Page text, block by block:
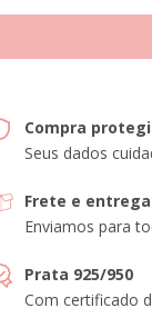
Compra
Seus dados
Frete e entrega
Enviamos para
Prata 925/950
Com certificado